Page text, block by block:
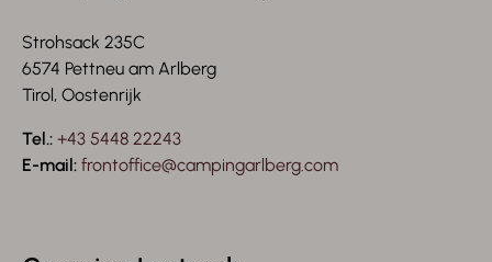
Strohsack 235C
6574 Pettneu am Arlberg
Tirol, Oostenrijk
Tel.: +43 5448 22243
E-mail: frontoffice@campingarlberg.com